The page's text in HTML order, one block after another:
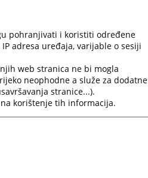
pohranjivati i koristiti određene
adresa uređaja, varijable o sesiji
web stranica ne bi mogla
neophodne a služe za dodatne
stranice...).
korištenje tih informacija.